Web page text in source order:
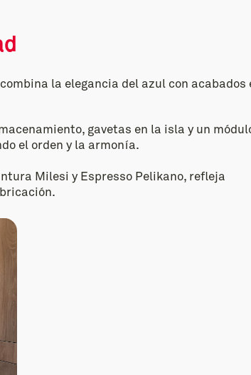
la elegancia del azul con acabados
gavetas en la isla y un
el orden y la armonía.
Milesi y Espresso Pelikano, refleja